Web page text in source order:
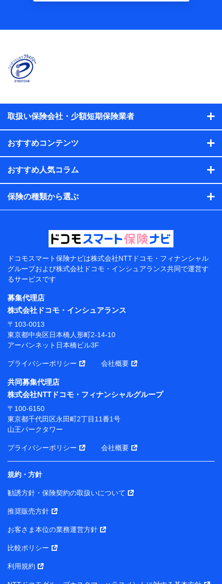
方法、車のメーカーや走行距離などの情報、建物の構造や築
当社
株式会社NTTドコモ
【利用する者の利用目的】
おけるユーザ登録受付および管理のため
当社又は株式会社NTTドコモと取引のあるもしくは委託を受
けている保険会社・提携会社の保険その他に関する情報を提
供するため、また維持管理等の委託業務遂行のため、またそ
れらに付帯、関連する当社、株式会社NTTドコモおよび提携
会社のサービスを案内、提供するため
（各サービスで取得したサービス利用履歴、ウェブサイトの
閲覧履歴、購買履歴、ご契約内容等のパーソナルデータを分
す。）
上記に係る案内・手続き・管理等付帯業務を行うため
【当該個人データの管理について責任を有する者の名
称・住所・代表者名】
当該個人データを取り扱う各共同利用者（詳細は次のと
東京都千代田区永田町2丁目11番1号 山王パークタワー
株式会社NTTドコモ 代表取締役社長 前田 義晃
東京都中央区日本橋人形町2-14-10 アーバンネット日
本橋ビル 3F
長 吉村 忠義
※ 当社および株式会社NTTドコモは、お客さまの情報
を利用させていただくにあたっては、「NTTドコモ パー
ソナルデータ憲章」に定める行動原則を順守します 。
※ パーソナルデータダッシュボードの「第三者提供の
管理」の設定状態にかかわらず、共同利用する場合があ
※ dポイントクラブ会員ではないお客さま（2019年12
月11日以降、一度もdポイントクラブ会員であったこと
がないお客さまに限る）に関する、2019年12月10日以
に限って共同利用します。
との間で、以下のとおり個人データを共同利用しま
【共同して利用される利用データの項目】
取扱い保険会社・少額短期保険業者
おすすめコンテンツ
おすすめ人気コラム
保険の種類から選ぶ
ドコモスマート保険ナビは株式会社NTTドコモ・フィナンシャル
グループおよび株式会社ドコモ・インシュアランス共同で運営す
るサービスです
募集代理店
株式会社ドコモ・インシュアランス
〒103-0013
東京都中央区日本橋人形町2-14-10
アーバンネット日本橋ビル3F
プライバシーポリシー 会社概要
共同募集代理店
株式会社NTTドコモ・フィナンシャルグループ
〒100-6150
東京都千代田区永田町2丁目11番1号
山王パークタワー
プライバシーポリシー 会社概要
規約・方針
勧誘方針・保険契約の取扱いについて
推奨販売方針
お客さま本位の業務運営方針
比較ポリシー
利用規約